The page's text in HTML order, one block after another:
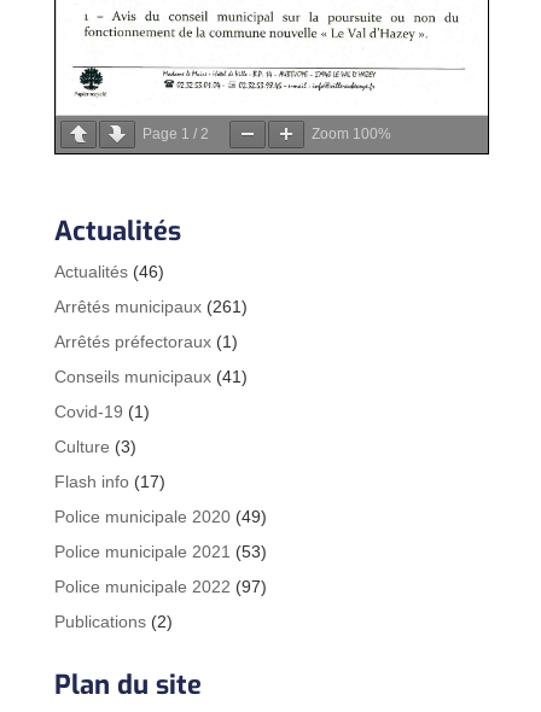
Page 1 / 2 Zoom 100%
Actualités
Actualités(46)
Arrêtés municipaux(261)
Arrêtés préfectoraux(1)
Conseils municipaux(41)
Covid-19 (1)
Culture (3)
Flash info(17)
Police municipale 2020(49)
Police municipale 2021 (53)
Police municipale 2022 (97)
Publications(2)
Plan du site